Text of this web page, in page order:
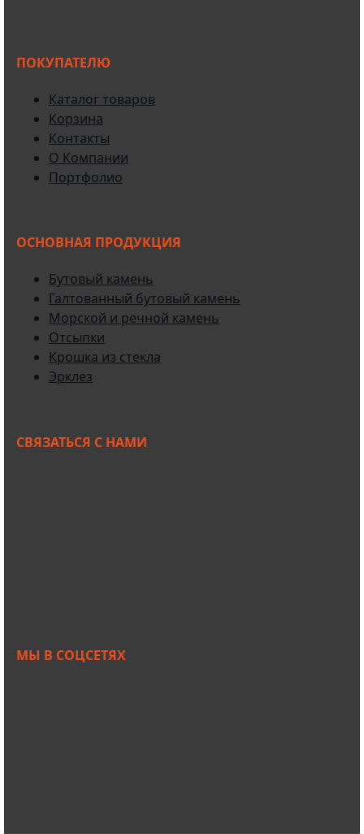
ПОКУПАТЕЛЮ
Каталог товаров
Корзина
Контакты
О Компании
Портфолио
ОСНОВНАЯ ПРОДУКЦИЯ
Бутовый камень
Галтованный бутовый камень
Морской и речной камень
Отсыпки
Крошка из стекла
Эрклез
СВЯЗАТЬСЯ С НАМИ
МЫ В СОЦСЕТЯХ